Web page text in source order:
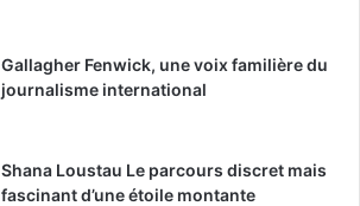
Gallagher Fenwick, une voix familière du
journalisme international
Shana Loustau Le parcours discret mais
fascinant d’une étoile montante